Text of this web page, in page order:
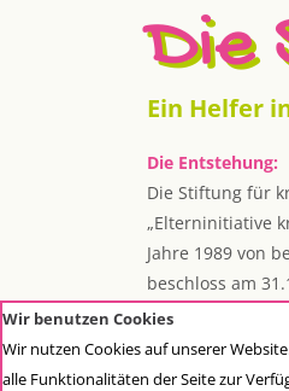
Die
Ein Helfer
Die Entstehung:
Die Stiftung für
„Elterninitiative
Jahre 1989 von
beschloss am
errichten und
Der Zweck:
Wir benutzen Cookies
Wir nutzen Cookies auf unserer
alle Funktionalitäten der Seite zur